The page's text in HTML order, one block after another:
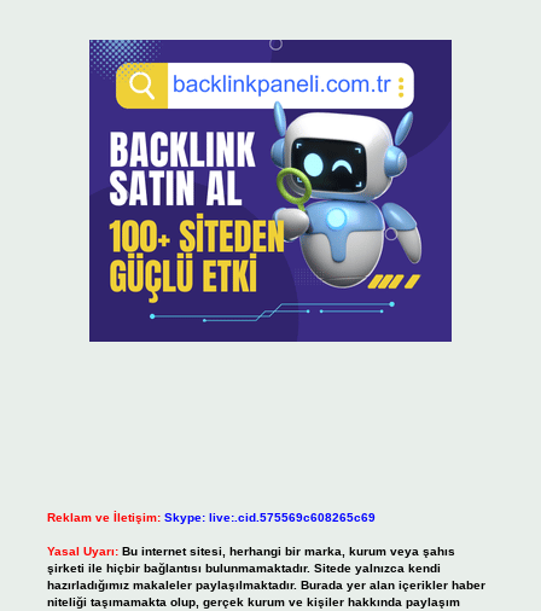
Reklam ve İletişim: Skype: live:.cid.575569c608265c69
Yasal Uyarı: Bu internet sitesi, herhangi bir marka, kurum veya şahıs
şirketi ile hiçbir bağlantısı bulunmamaktadır. Sitede yalnızca kendi
hazırladığımız makaleler paylaşılmaktadır. Burada yer alan içerikler haber
niteliği taşımamakta olup, gerçek kurum ve kişiler hakkında paylaşım